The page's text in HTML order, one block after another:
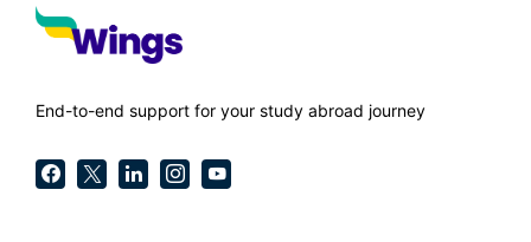
End-to-end support for your study abroad journey